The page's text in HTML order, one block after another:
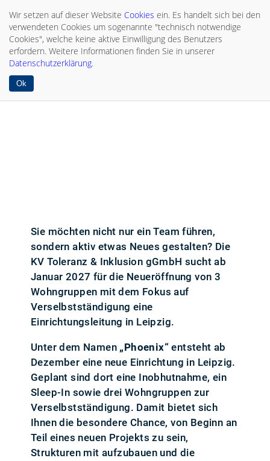
Wir setzen auf dieser Website Cookies ein. Es handelt sich bei den
verwendeten Cookies um sogenannte "technisch notwendige
Cookies", welche keine aktive Einwilligung des Benutzers
erfordern. Weitere Informationen finden Sie in unserer
Datenschutzerklärung.
Ok
Sie möchten nicht nur ein Team führen,
sondern aktiv etwas Neues gestalten? Die
KV Toleranz & Inklusion gGmbH sucht ab
Januar 2027 für die Neueröffnung von 3
Wohngruppen mit dem Fokus auf
Verselbstständigung eine
Einrichtungsleitung in Leipzig.
Unter dem Namen „Phoenix“ entsteht ab
Dezember eine neue Einrichtung in Leipzig.
Geplant sind dort eine Inobhutnahme, ein
Sleep-In sowie drei Wohngruppen zur
Verselbstständigung. Damit bietet sich
Ihnen die besondere Chance, von Beginn an
Teil eines neuen Projekts zu sein,
Strukturen mit aufzubauen und die